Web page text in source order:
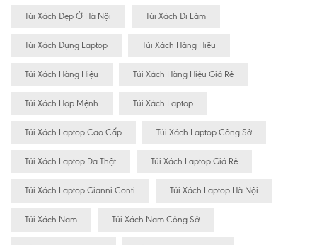
Túi Xách Đẹp Ở Hà Nội Túi Xách Đi Làm
Túi Xách Đựng Laptop Túi Xách Hàng Hiêu
Túi Xách Hàng Hiệu Túi Xách Hàng Hiệu Giá Rẻ
Túi Xách Hợp Mệnh Túi Xách Laptop
Túi Xách Laptop Cao Cấp Túi Xách Laptop Công Sở
Túi Xách Laptop Da Thật Túi Xách Laptop Giá Rẻ
Túi Xách Laptop Gianni Conti Túi Xách Laptop Hà Nội
Túi Xách Nam Túi Xách Nam Công Sở